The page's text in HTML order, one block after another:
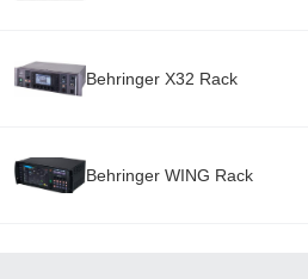
Behringer X32 Rack
Behringer WING Rack